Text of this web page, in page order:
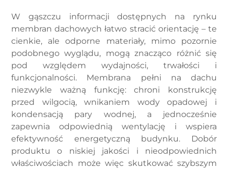
W gąszczu informacji dostępnych na rynku
membran dachowych łatwo stracić orientację – te
cienkie, ale odporne materiały, mimo pozornie
podobnego wyglądu, mogą znacząco różnić się
pod względem wydajności, trwałości i
funkcjonalności. Membrana pełni na dachu
niezwykle ważną funkcję: chroni konstrukcję
przed wilgocią, wnikaniem wody opadowej i
kondensacją pary wodnej, a jednocześnie
zapewnia odpowiednią wentylację i wspiera
efektywność energetyczną budynku. Dobór
produktu o niskiej jakości i nieodpowiednich
właściwościach może więc skutkować szybszym